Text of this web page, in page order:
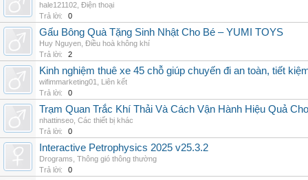
hale121102 Điện thoại
Trả lời:
0
Gấu Bông Quà Tặng Sinh Nhật Cho Bé – YUMI TOYS
Huy Nguyen Điều hoà không khí
Trả lời:
2
Kinh nghiệm thuê xe 45 chỗ giúp chuyến đi an toàn, tiết
wifimmarketing01
Liên kết
Trả lời:
0
Trạm Quan Trắc Khí Thải Và Cách Vận Hành Hiệu Quả
nhattinseo Các thiết bị khác
Trả lời:
0
Interactive Petrophysics 2025 v25.3.2
Drograms Thông gió thông thường
Trả lời:
0